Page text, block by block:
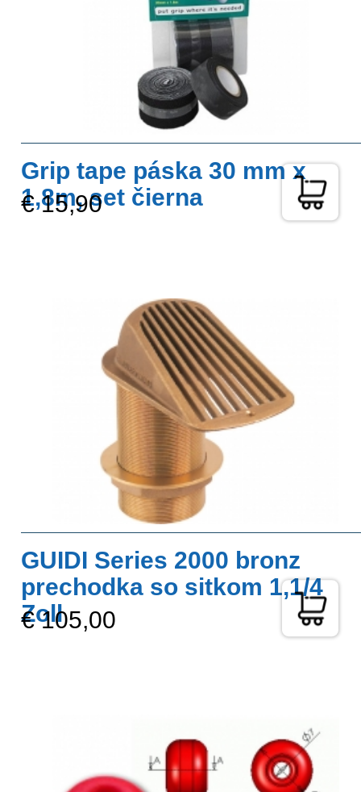
Grip tape páska 30 mm x
1,8m, set čierna
€ 15,90
GUIDI Series 2000 bronz
prechodka so sitkom 1,1/4
Zoll
€ 105,00